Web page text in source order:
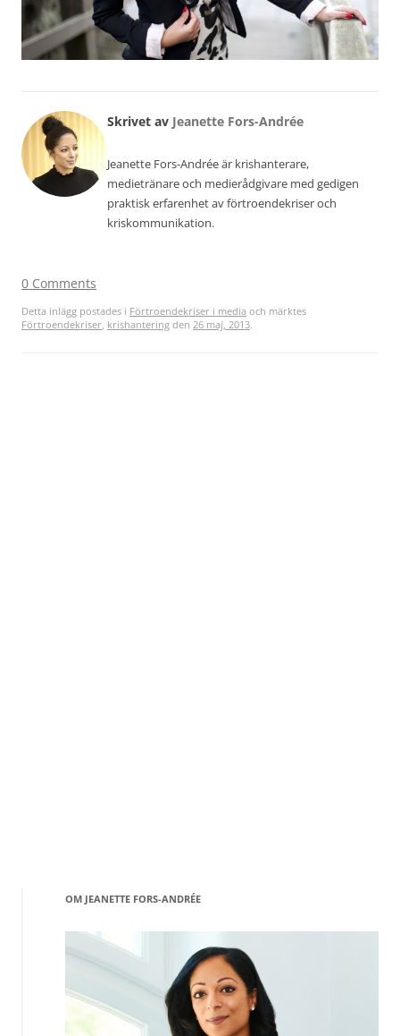
Skrivet av Jeanette Fors-Andrée
Jeanette Fors-Andrée är krishanterare,
medietränare och medierådgivare med gedigen
praktisk erfarenhet av förtroendekriser och
kriskommunikation.
0 Comments
Detta inlägg postades i Förtroendekriser i media och märktes
Förtroendekriser, krishantering den 26 maj, 2013.
OM JEANETTE FORS-ANDRÉE